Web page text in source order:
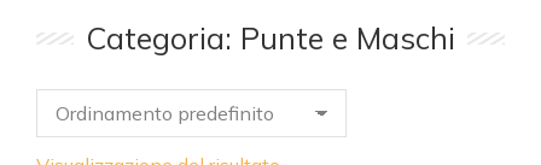
Categoria: Punte e Maschi